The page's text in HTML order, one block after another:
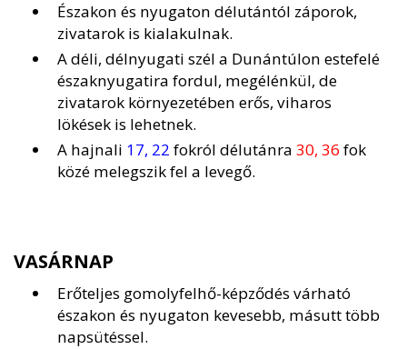
Északon és nyugaton délutántól záporok,
zivatarok is kialakulnak.
A déli, délnyugati szél a Dunántúlon estefelé
északnyugatira fordul, megélénkül, de
zivatarok környezetében erős, viharos
lökések is lehetnek.
A hajnali 17, 22 fokról délutánra 30, 36 fok
közé melegszik fel a levegő.
VASÁRNAP
Erőteljes gomolyfelhő-képződés várható
északon és nyugaton kevesebb, másutt több
napsütéssel.